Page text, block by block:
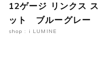
12ゲージ リンクス
ット ブルーグレー
shop : i LUMINE